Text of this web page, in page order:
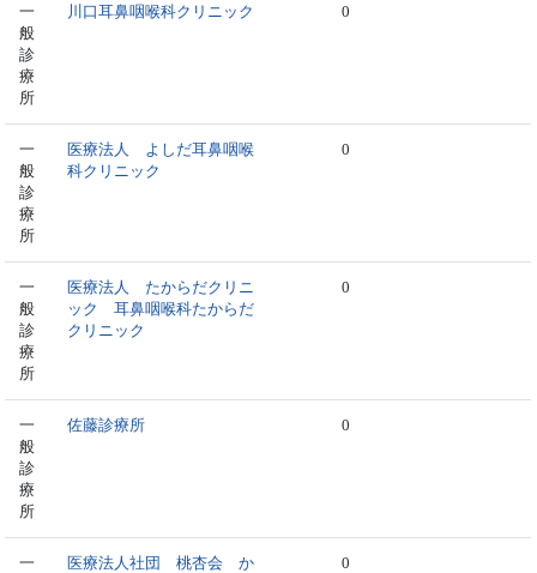
一
般
診
療
所
川口耳鼻咽喉科クリニック 0
一
般
診
療
所
医療法人 よしだ耳鼻咽喉
科クリニック
0
一
般
診
療
所
医療法人 たからだクリニ
ック 耳鼻咽喉科たからだ
クリニック
0
一
般
診
療
所
佐藤診療所 0
一
医療法人社団 桃杏会 か
0